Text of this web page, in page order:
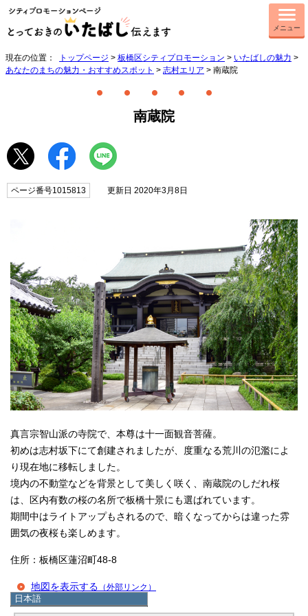
メニュー
日本語
日本語
現在の位置： トップページ > 板橋区シティプロモーション > いたばしの魅力 >
あなたのまちの魅力・おすすめスポット > 志村エリア > 南蔵院
南蔵院
ページ番号1015813 更新日 2020年3月8日
真言宗智山派の寺院で、本尊は十一面観音菩薩。
初めは志村坂下にて創建されましたが、度重なる荒川の氾濫によ
り現在地に移転しました。
境内の不動堂などを背景として美しく咲く、南蔵院のしだれ桜
は、区内有数の桜の名所で板橋十景にも選ばれています。
期間中はライトアップもされるので、暗くなってからは違った雰
囲気の夜桜も楽しめます。
住所：板橋区蓮沼町48-8
地図を表示する （外部リンク）